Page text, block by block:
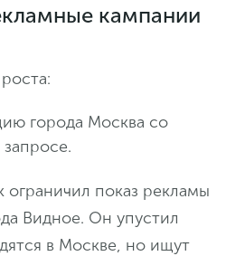
кампании
города Москва со
ограничил показ рекламы
Видное. Он упустил
в Москве, но ищут